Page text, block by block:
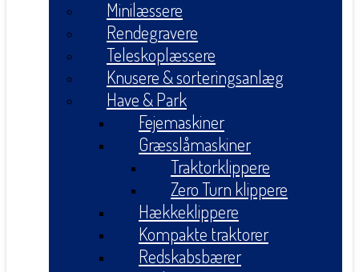
Minilæssere
Rendegravere
Teleskoplæssere
Knusere & sorteringsanlæg
Have & Park
Fejemaskiner
Græsslåmaskiner
Traktorklippere
Zero Turn klippere
Hækkeklippere
Kompakte traktorer
Redskabsbærer